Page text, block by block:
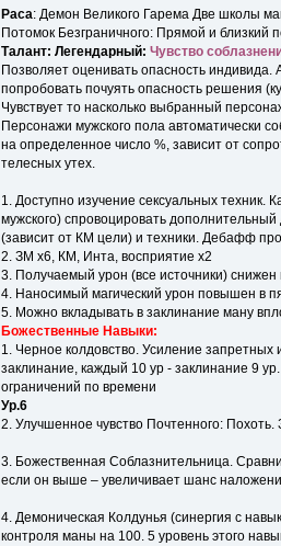
Раса: Демон Великого Гарема Две школы
Потомок Безграничного: Прямой и
Талант: Легендарный:Чувство
Позволяет оценивать опасность
попробовать почуять опасность решения
Чувствует то насколько выбранный
Персонажи мужского пола автоматически
на определенное число %, зависит от
телесных утех.
1. Доступно изучение сексуальных
мужского) спровоцировать
(зависит от КМ цели) и техники. Дебафф
2. ЗМ x6, КМ, Инта, восприятие x2
3. Получаемый урон (все источники) снижен
4. Наносимый магический урон повышен в
5. Можно вкладывать в заклинание ману
Божественные Навыки:
1. Черное колдовство. Усиление
заклинание, каждый 10 ур - заклинание 9
ограничений по времени
Ур.6
2. Улучшенное чувство Почтенного:
3. Божественная Соблазнительница.
если он выше – увеличивает шанс
4. Демоническая Колдунья (синергия с
контроля маны на 100. 5 уровень этого